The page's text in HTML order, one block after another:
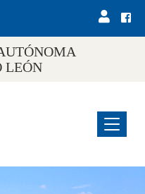
LEÓN
Menu